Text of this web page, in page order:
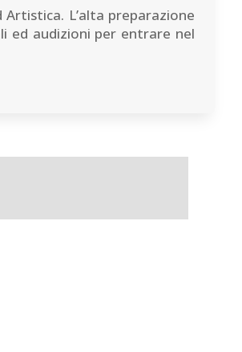
L’alta preparazione
ed audizioni per entrare nel